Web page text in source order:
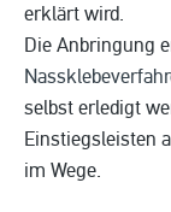
erklärt wird.
Die Anbringung
selbst erledigt
Einstiegsleisten
im Wege.